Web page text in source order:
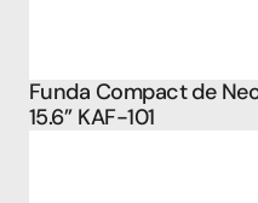
Funda Compact de
15.6’’ KAF-101